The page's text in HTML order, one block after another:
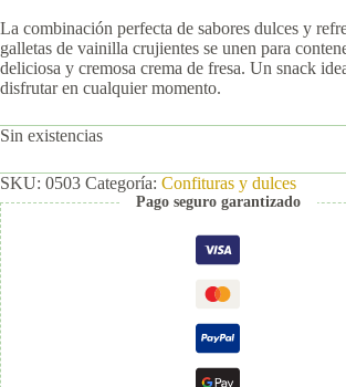
La combinación perfecta de sabores dulces y
galletas de vainilla crujientes se unen para
deliciosa y cremosa crema de fresa. Un snack
disfrutar en cualquier momento.
Sin existencias
SKU: 0503 Categoría: Confituras y dulces
Pago seguro garantizado